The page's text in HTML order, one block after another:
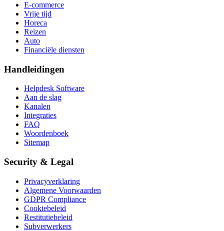
E-commerce
Vrije tijd
Horeca
Reizen
Auto
Financiële diensten
Handleidingen
Helpdesk Software
Aan de slag
Kanalen
Integraties
FAQ
Woordenboek
Sitemap
Security & Legal
Privacyverklaring
Algemene Voorwaarden
GDPR Compliance
Cookiebeleid
Restitutiebeleid
Subverwerkers